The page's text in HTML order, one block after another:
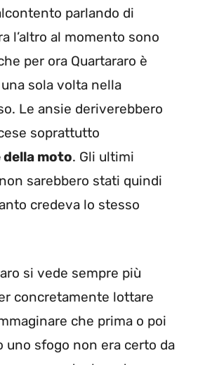
parlando di
l’altro al momento sono
per ora Quartararo è
sola volta nella
Le ansie deriverebbero
soprattutto
moto. Gli ultimi
sarebbero stati quindi
credeva lo stesso
si vede sempre più
concretamente lottare
che prima o poi
uno sfogo non era certo da